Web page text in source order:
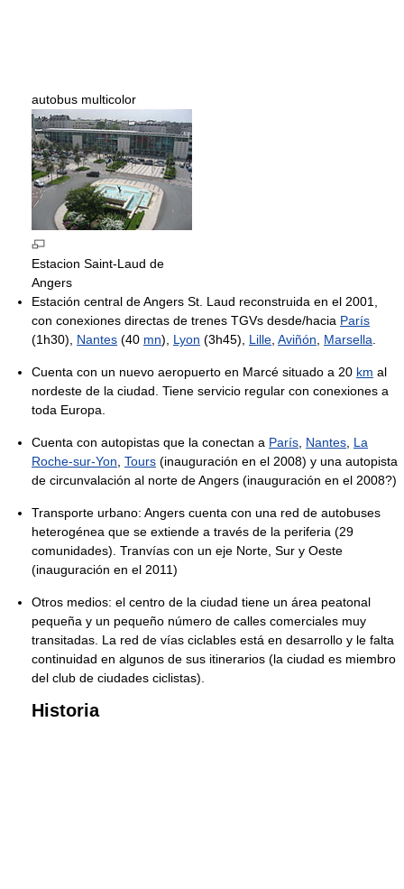
autobus multicolor
Estacion Saint-Laud de
Angers
Estación central de Angers St. Laud reconstruida en el 2001,
con conexiones directas de trenes TGVs desde/hacia París
(1h30), Nantes (40 mn), Lyon (3h45), Lille Aviñón Marsella
Cuenta con un nuevo aeropuerto en Marcé situado a 20 km al
nordeste de la ciudad. Tiene servicio regular con conexiones a
toda Europa.
Cuenta con autopistas que la conectan a París Nantes La
Roche-sur-Yon Tours (inauguración en el 2008) y una autopista
de circunvalación al norte de Angers (inauguración en el 2008?)
Transporte urbano: Angers cuenta con una red de autobuses
heterogénea que se extiende a través de la periferia (29
comunidades). Tranvías con un eje Norte, Sur y Oeste
(inauguración en el 2011)
Otros medios: el centro de la ciudad tiene un área peatonal
pequeña y un pequeño número de calles comerciales muy
transitadas. La red de vías ciclables está en desarrollo y le falta
continuidad en algunos de sus itinerarios (la ciudad es miembro
del club de ciudades ciclistas).
Historia